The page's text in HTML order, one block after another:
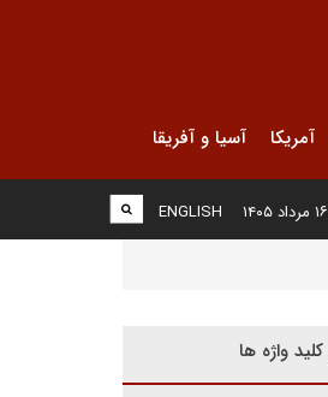
آمریکا آسیا و آفریقا
ENGLISH
واژه ها